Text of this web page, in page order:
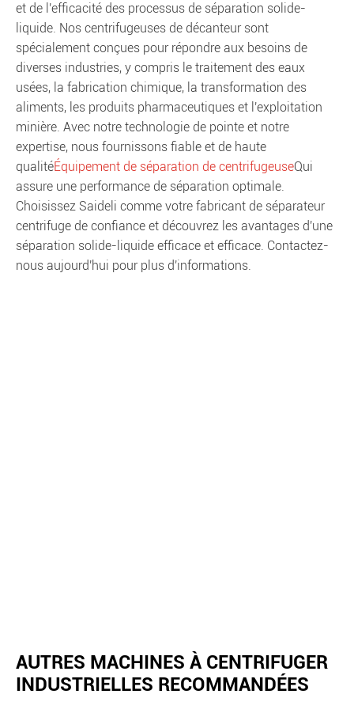
et de l'efficacité des processus de séparation solide-
liquide. Nos centrifugeuses de décanteur sont
spécialement conçues pour répondre aux besoins de
diverses industries, y compris le traitement des eaux
usées, la fabrication chimique, la transformation des
aliments, les produits pharmaceutiques et l'exploitation
minière. Avec notre technologie de pointe et notre
expertise, nous fournissons fiable et de haute
qualitéÉquipement de séparation de centrifugeuseQui
assure une performance de séparation optimale.
Choisissez Saideli comme votre fabricant de séparateur
centrifuge de confiance et découvrez les avantages d'une
séparation solide-liquide efficace et efficace. Contactez-
nous aujourd'hui pour plus d'informations.
AUTRES MACHINES À CENTRIFUGER
INDUSTRIELLES RECOMMANDÉES